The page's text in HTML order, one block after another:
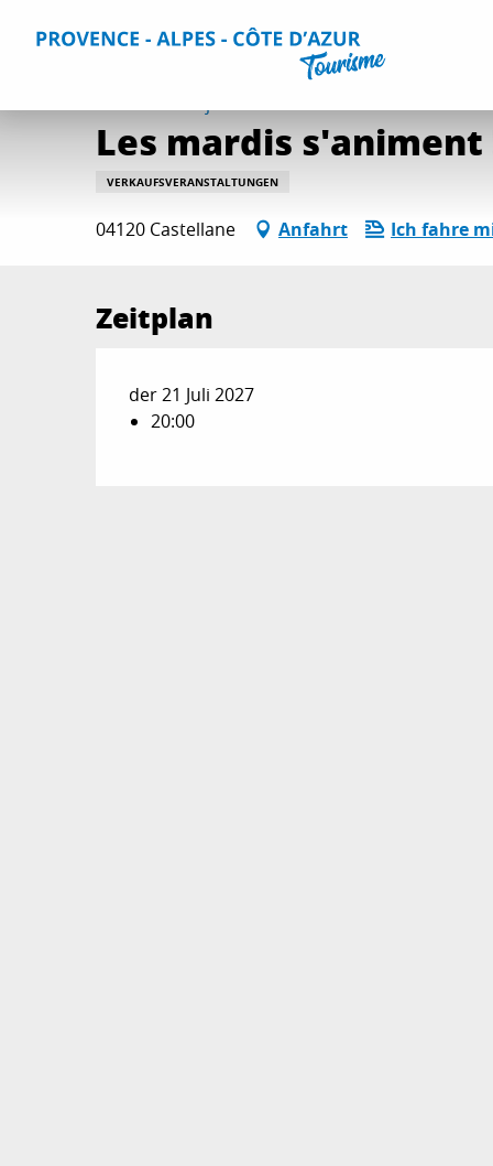
Home Aktivitäten Ausgehtipps und
Les mardis s'animent
VERKAUFSVERANSTALTUNGEN
04120 Castellane Anfahrt Ich fahre
Zeitplan
der 21 Juli 2027
20:00